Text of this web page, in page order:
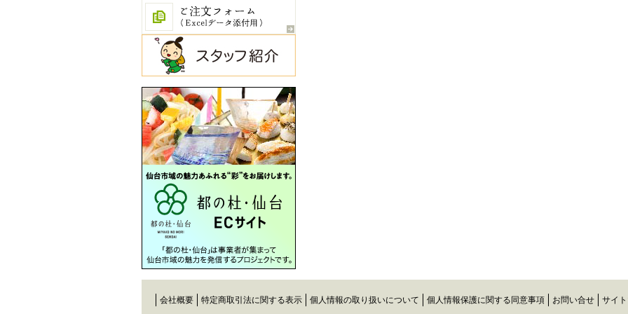
会社概要 特定商取引法に関する表示 個人情報の取り扱いについて 個人情報保護に関する同意事項 お問い合せ サイ